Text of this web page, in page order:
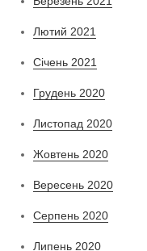
Лютий 2021
Січень 2021
Грудень 2020
Листопад 2020
Жовтень 2020
Вересень 2020
Серпень 2020
Липень 2020